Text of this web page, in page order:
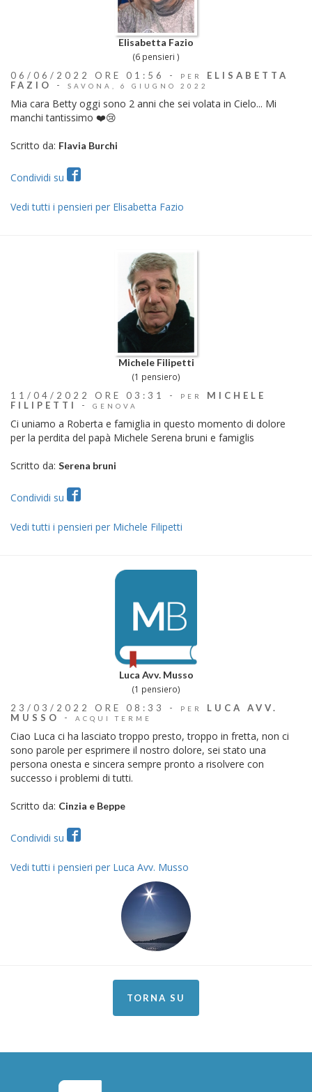
Elisabetta Fazio
(6 pensieri )
06/06/2022 ORE 01:56 - PER
ELISABETTA
FAZIO
- SAVONA, 6 GIUGNO 2022
Mia cara Betty oggi sono 2 anni che sei volata in Cielo... Mi
manchi tantissimo ❤️😢
Scritto da: Flavia Burchi
Condividi su
Vedi tutti i pensieri per Elisabetta Fazio
Michele Filipetti
(1 pensiero)
11/04/2022 ORE 03:31 - PER
MICHELE
FILIPETTI
- GENOVA
Ci uniamo a Roberta e famiglia in questo momento di dolore
per la perdita del papà Michele Serena bruni e famiglis
Scritto da: Serena bruni
Condividi su
Vedi tutti i pensieri per Michele Filipetti
Luca Avv. Musso
(1 pensiero)
23/03/2022 ORE 08:33 - PER
LUCA AVV.
MUSSO
- ACQUI TERME
Ciao Luca ci ha lasciato troppo presto, troppo in fretta, non ci
sono parole per esprimere il nostro dolore, sei stato una
persona onesta e sincera sempre pronto a risolvere con
successo i problemi di tutti.
Scritto da: Cinzia e Beppe
Condividi su
Vedi tutti i pensieri per Luca Avv. Musso
TORNA SU